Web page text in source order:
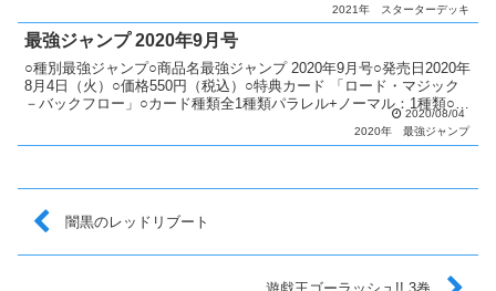
2021年
スターターデッキ
最強ジャンプ 2020年9月号
○種別最強ジャンプ○商品名最強ジャンプ 2020年9月号○発売日2020年
8月4日（火）○価格550円（税込）○特典カード 「ロード・マジック
－バックフロー」○カード種類全1種類パラレル+ノーマル：1種類○カ
2020/08/04
2020年
最強ジャンプ
闇黒のレッドリブート